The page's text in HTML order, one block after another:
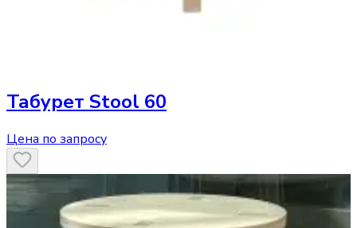
Табурет Stool 60
Цена по запросу